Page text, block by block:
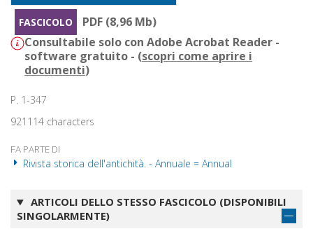
FASCICOLO
PDF (8,96 Mb)
Consultabile solo con Adobe Acrobat Reader -
software gratuito - (scopri come aprire i
documenti)
P. 1-347
921114 characters
FA PARTE DI
Rivista storica dell'antichità. - Annuale = Annual
ARTICOLI DELLO STESSO FASCICOLO (DISPONIBILI
SINGOLARMENTE)